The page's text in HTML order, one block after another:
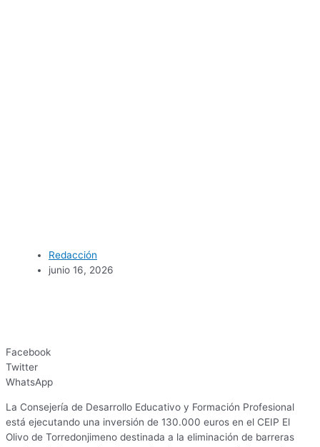
Redacción
junio 16, 2026
Facebook
Twitter
WhatsApp
La Consejería de Desarrollo Educativo y Formación Profesional
está ejecutando una inversión de 130.000 euros en el CEIP El
Olivo de Torredonjimeno destinada a la eliminación de barreras